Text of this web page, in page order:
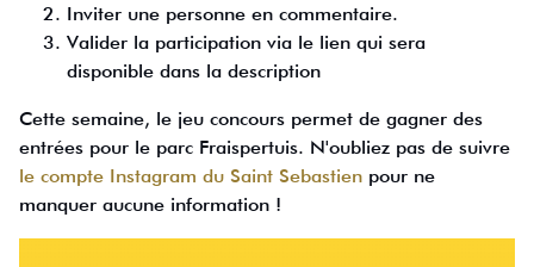
Inviter une personne en commentaire.
Valider la participation via le lien qui sera
disponible dans la description
Cette semaine, le jeu concours permet de gagner des
entrées pour le parc Fraispertuis. N'oubliez pas de suivre
le compte Instagram du Saint Sebastien pour ne
manquer aucune information !